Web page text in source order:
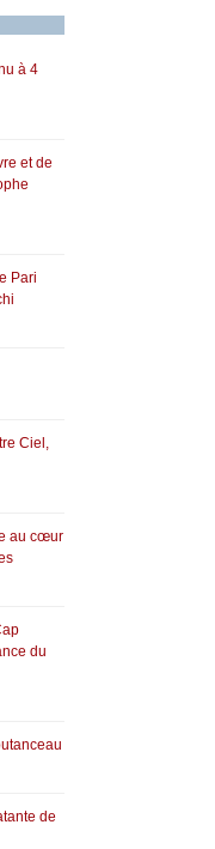
à 4
et de
Pari
Ciel,
au cœur
du
de